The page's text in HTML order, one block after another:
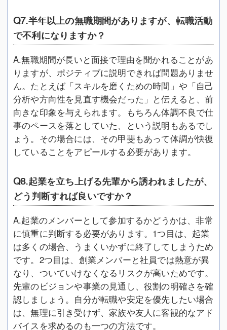
Q7.半年以上の無職期間がありますが、転職活動
で不利になりますか？
A.無職期間が長いと面接で理由を聞かれることがあ
りますが、ポジティブに説明できれば問題ありませ
ん。たとえば「スキルを磨くための時間」や「自己
分析や方向性を見直す機会だった」と伝えると、前
向きな印象を与えられます。もちろん体調不良で仕
事のペースを落としていた、という説明もあるでし
ょう。その場合には、その甲斐もあって体調が快復
していることをアピールする必要があります。
Q8.起業を立ち上げる先輩から誘われましたが、
どう判断すれば良いですか？
A.起業のメンバーとして参加するかどうかは、非常
に慎重に判断する必要があります。1つ目は、起業
は多くの場合、うまくいかずに終了してしまうため
です。2つ目は、創業メンバーと社員では熱意が異
なり、ついていけなくなるリスクが高いためです。
先輩のビジョンや事業の見通し、役割の明確さを確
認しましょう。自分が転職や安定を優先したい場合
は、無理に引き受けず、家族や友人に客観的なアド
バイスを求めるのも一つの方法です。